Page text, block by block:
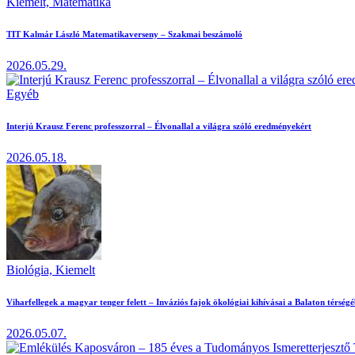
TIT Kalmár László Matematikaverseny – Szakmai beszámoló
2026.05.29.
Egyéb
Interjú Krausz Ferenc professzorral – Élvonallal a világra szóló eredményekért
2026.05.18.
Biológia, Kiemelt
Viharfellegek a magyar tenger felett – Inváziós fajok ökológiai kihívásai a Balaton
2026.05.07.